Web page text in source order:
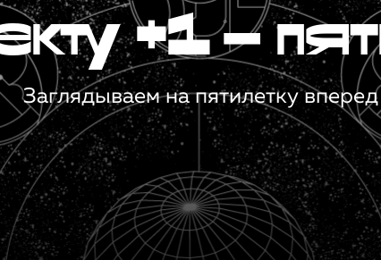
+1 —
Заглядываем на пятилетку вперед